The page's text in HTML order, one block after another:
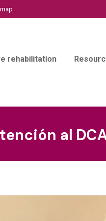
rehabilitation
al